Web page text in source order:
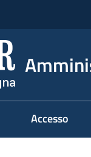
Accesso